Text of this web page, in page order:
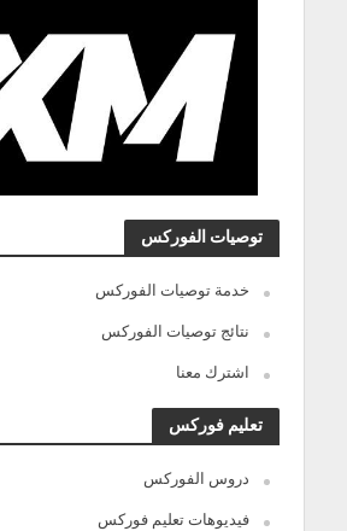
توصيات الفوركس
خدمة توصيات الفوركس
نتائج توصيات الفوركس
اشترك معنا
تعليم فوركس
دروس الفوركس
فيديوهات تعليم فوركس